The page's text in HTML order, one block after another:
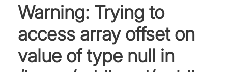
Warning: Trying to
access array offset on
value of type null in